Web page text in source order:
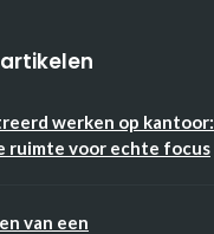
werken op kantoor:
ruimte voor echte focus
van een